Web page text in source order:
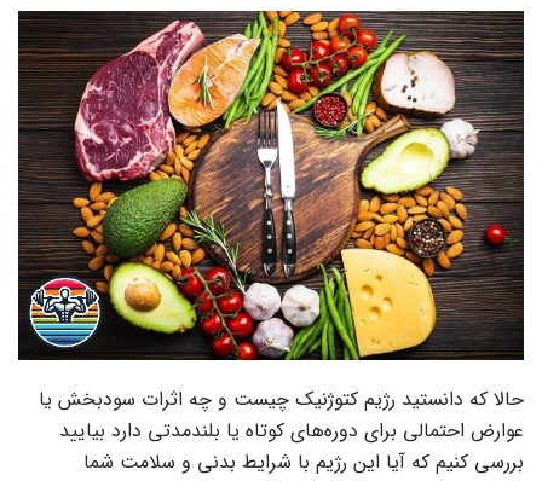
حالا که دانستید رژیم کتوژنیک چیست و چه اثرات سودبخش یا
عوارض احتمالی برای دوره‌های کوتاه یا بلندمدتی دارد بیایید
بررسی کنیم که آیا این رژیم با شرایط بدنی و سلامت شما